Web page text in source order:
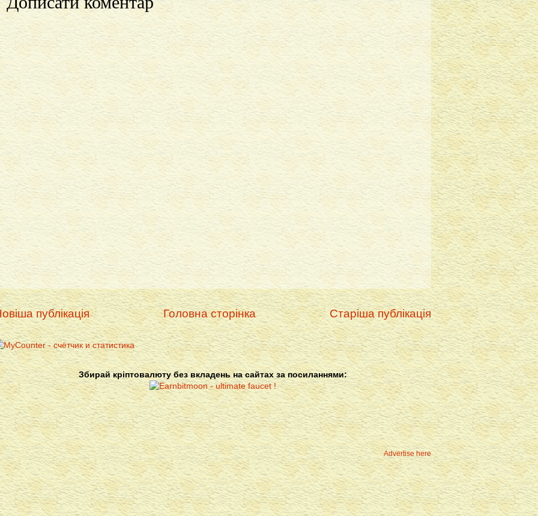
публікація Старіша публікація
Головна сторінка
Збирай кріптовалюту без вкладень на сайтах за посиланнями:
Advertise here